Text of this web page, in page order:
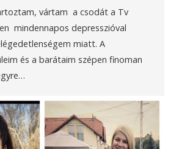
vártam a csodát a Tv
mindennapos depresszióval
miatt. A
és a barátaim szépen finoman